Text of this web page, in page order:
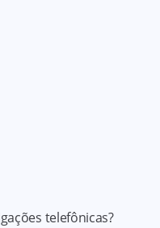
telefônicas?